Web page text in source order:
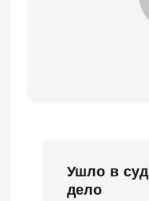
Ушло в суд
дело